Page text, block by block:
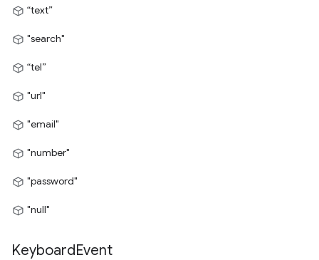
“text”
"search"
“tel”
"url"
"email"
"number"
"password"
"null"
KeyboardEvent